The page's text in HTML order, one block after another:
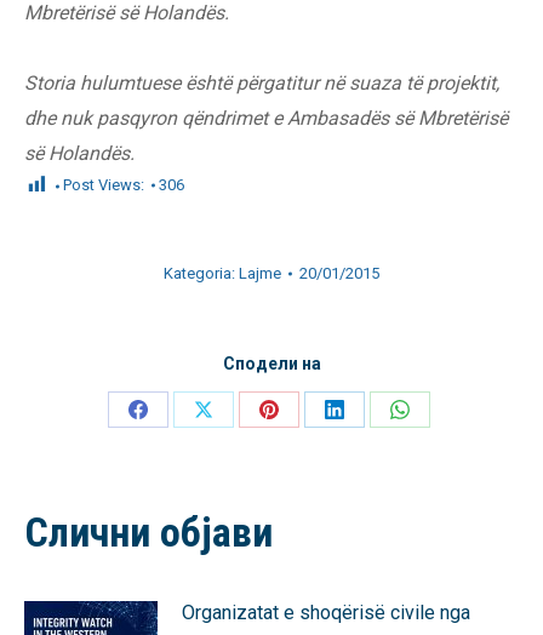
Mbretërisë së Holandës.
Storia hulumtuese është përgatitur në suaza të projektit,
dhe nuk pasqyron qëndrimet e Ambasadës së Mbretërisë
së Holandës.
Post Views: 306
Kategoria: Lajme 20/01/2015
Сподели на
Share
Share
Share
Share
Share
Слични објави
Organizatat e shoqërisë civile nga